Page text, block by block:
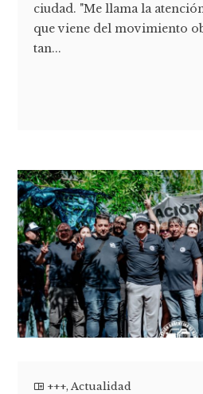
ciudad. "Me llama la
que viene del movimiento
tan...
+++,Actualidad